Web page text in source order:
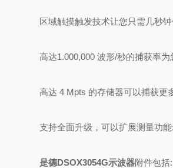
区域触摸触发技术让您只需几秒
高达1.000,000 波形/秒的捕获率
高达 4 Mpts 的存储器可以捕获更
支持全面升级，可以扩展测量功
是德DSOX3054G示波器附件包括: